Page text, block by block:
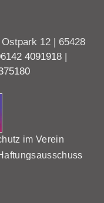
12 | 65428
4091918|
im Verein